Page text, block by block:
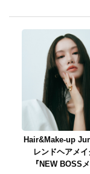
Hair&Make-up
レンドヘアメ
『NEW BOSSメ